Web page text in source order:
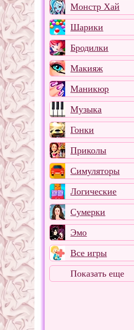
Монстр Хай
Шарики
Бродилки
Макияж
Маникюр
Музыка
Гонки
Приколы
Симуляторы
Логические
Сумерки
Эмо
Все игры
Показать еще